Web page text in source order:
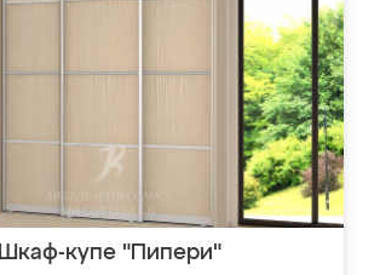
Шкаф-купе "Пипери"